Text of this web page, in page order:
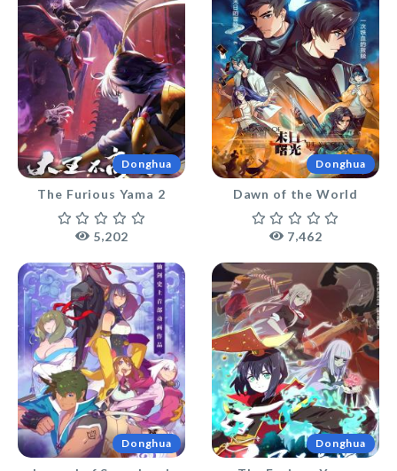
Donghua
The Furious Yama 2
5,202
Donghua
Dawn of the World
7,462
Donghua Donghua